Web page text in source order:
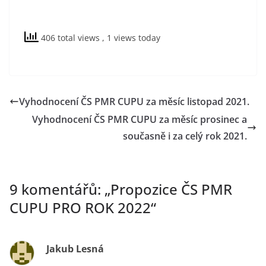
406 total views , 1 views today
Vyhodnocení ČS PMR CUPU za měsíc listopad 2021.
Vyhodnocení ČS PMR CUPU za měsíc prosinec a
současně i za celý rok 2021.
9 komentářů: „Propozice ČS PMR
CUPU PRO ROK 2022“
Jakub Lesná